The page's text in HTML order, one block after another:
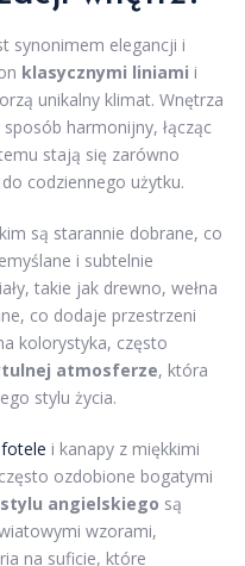
synonimem elegancji i
klasycznymi liniami i
unikalny klimat. Wnętrza
harmonijny, łącząc
stają się zarówno
codziennego użytku.
są starannie dobrane, co
i subtelnie
takie jak drewno, wełna
co dodaje przestrzeni
kolorystyka, często
atmosferze, która
stylu życia.
fotele i kanapy z miękkimi
ozdobione bogatymi
angielskiego są
wzorami,
na suficie, które